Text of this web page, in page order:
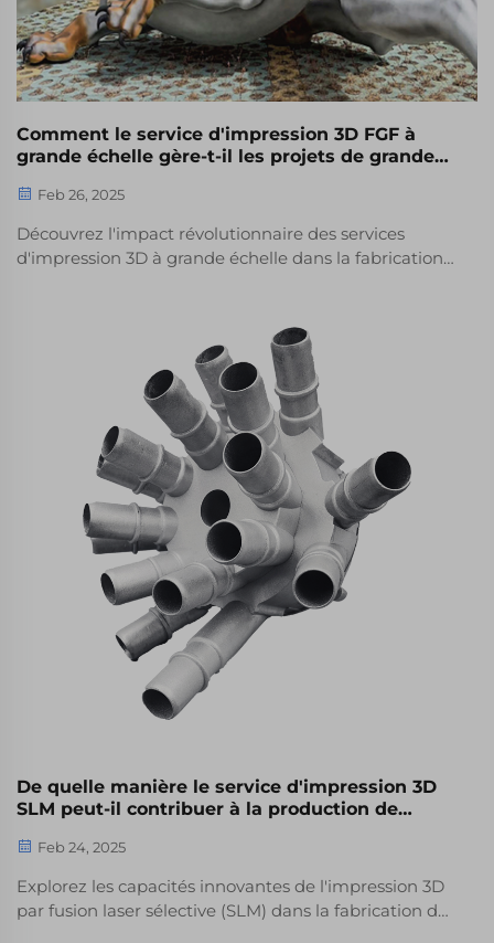
Comment le service d'impression 3D FGF à
grande échelle gère-t-il les projets de grande
Feb 26, 2025
Découvrez l'impact révolutionnaire des services
d'impression 3D à grande échelle dans la fabrication.
applications dans divers secteurs pour des solutions
durables et coûteuses efficaces.
De quelle manière le service d'impression 3D
SLM peut-il contribuer à la production de
Feb 24, 2025
Explorez les capacités innovantes de l'impression 3D
par fusion laser sélective (SLM) dans la fabrication de